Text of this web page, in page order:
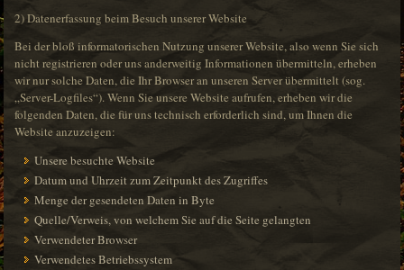
2) Datenerfassung beim Besuch unserer Website
Bei der bloß informatorischen Nutzung unserer Website, also wenn Sie sich
nicht registrieren oder uns anderweitig Informationen übermitteln, erheben
wir nur solche Daten, die Ihr Browser an unseren Server übermittelt (sog.
„Server-Logfiles“). Wenn Sie unsere Website aufrufen, erheben wir die
folgenden Daten, die für uns technisch erforderlich sind, um Ihnen die
Website anzuzeigen:
Unsere besuchte Website
Datum und Uhrzeit zum Zeitpunkt des Zugriffes
Menge der gesendeten Daten in Byte
Quelle/Verweis, von welchem Sie auf die Seite gelangten
Verwendeter Browser
Verwendetes Betriebssystem